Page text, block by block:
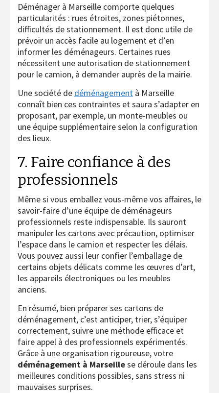
Déménager à Marseille comporte quelques
particularités : rues étroites, zones piétonnes,
difficultés de stationnement. Il est donc utile de
prévoir un accès facile au logement et d’en
informer les déménageurs. Certaines rues
nécessitent une autorisation de stationnement
pour le camion, à demander auprès de la mairie.
Une société de déménagement à Marseille
connaît bien ces contraintes et saura s’adapter en
proposant, par exemple, un monte-meubles ou
une équipe supplémentaire selon la configuration
des lieux.
7. Faire confiance à des
professionnels
Même si vous emballez vous-même vos affaires, le
savoir-faire d’une équipe de déménageurs
professionnels reste indispensable. Ils sauront
manipuler les cartons avec précaution, optimiser
l’espace dans le camion et respecter les délais.
Vous pouvez aussi leur confier l’emballage de
certains objets délicats comme les œuvres d’art,
les appareils électroniques ou les meubles
anciens.
En résumé, bien préparer ses cartons de
déménagement, c’est anticiper, trier, s’équiper
correctement, suivre une méthode efficace et
faire appel à des professionnels expérimentés.
Grâce à une organisation rigoureuse, votre
déménagement à Marseillese déroule dans les
meilleures conditions possibles, sans stress ni
mauvaises surprises.